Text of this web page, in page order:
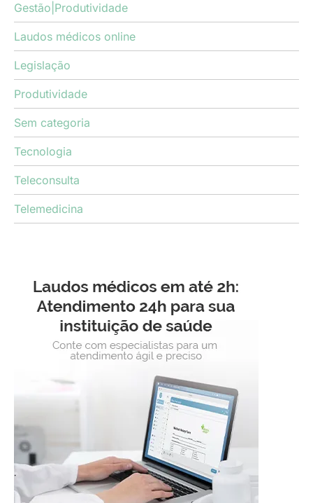
Gestão|Produtividade
Laudos médicos online
Legislação
Produtividade
Sem categoria
Tecnologia
Teleconsulta
Telemedicina